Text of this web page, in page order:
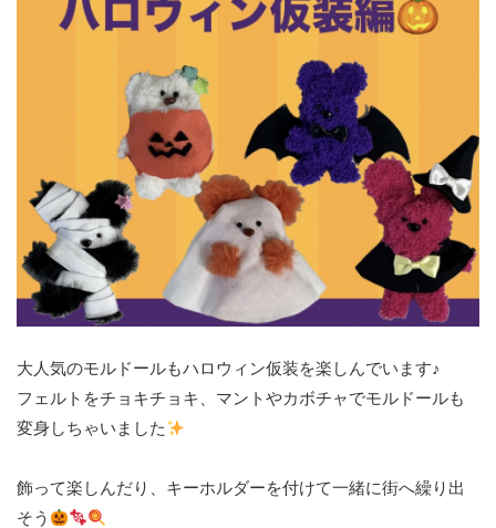
大人気のモルドールもハロウィン仮装を楽しんでいます♪
フェルトをチョキチョキ、マントやカボチャでモルドールも
変身しちゃいました
飾って楽しんだり、キーホルダーを付けて一緒に街へ繰り出
そう